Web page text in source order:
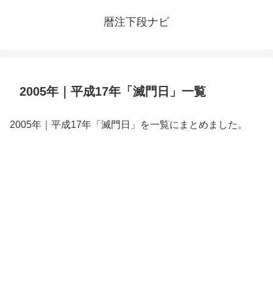
暦注下段ナビ
2005年｜平成17年「滅門日」一覧
2005年｜平成17年「滅門日」を一覧にまとめました。